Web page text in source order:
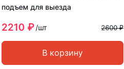
подъем для выезда
2210 ₽ /шт 2600 ₽
В корзину